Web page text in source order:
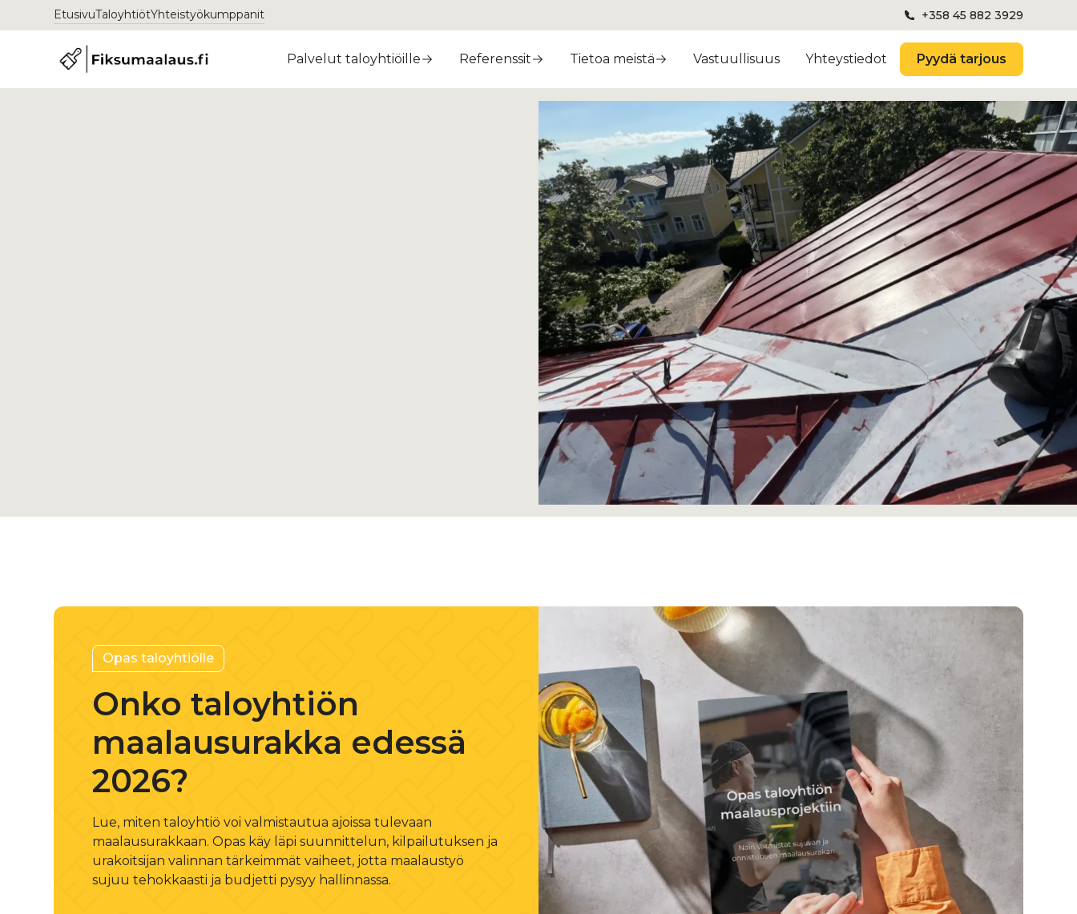
EtusivuTaloyhtiötYhteistyökumppanit +358 45 882 3929
Palvelut taloyhtiöille Referenssit Tietoa meistä Vastuullisuus Yhteystiedot Pyydä tarjous
Opas taloyhtiölle
Onko taloyhtiön
maalausurakka edessä
2026?
Lue, miten taloyhtiö voi valmistautua ajoissa tulevaan
maalausurakkaan. Opas käy läpi suunnittelun, kilpailutuksen ja
urakoitsijan valinnan tärkeimmät vaiheet, jotta maalaustyö
sujuu tehokkaasti ja budjetti pysyy hallinnassa.